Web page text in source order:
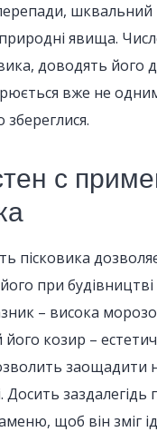
шквальний
явища.
доводять його
вже не
с
пісковика
при
– висока
козир –
заощадити
Досить заздалегідь
щоб він зміг